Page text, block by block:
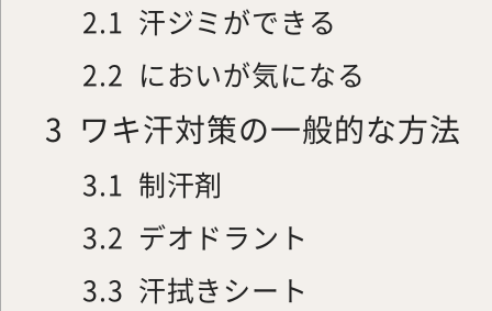
2.1 汗ジミができる
2.2 においが気になる
3 ワキ汗対策の一般的な方法
3.1 制汗剤
3.2 デオドラント
3.3 汗拭きシート